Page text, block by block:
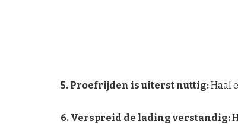
5. Proefrijden is uiterst nuttig:Haal
6. Verspreid de lading verstandig: